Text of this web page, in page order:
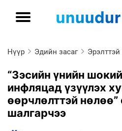
Нүүр Эдийн засаг
“Зэсийн үнийн
инфляцад үзүүлэх
өөрчлөлттэй нөлөө”
шалгарчээ